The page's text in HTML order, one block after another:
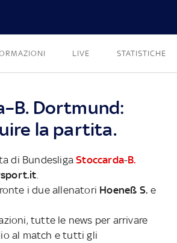
LIVE STATISTICHE
Dortmund:
la partita.
di BundesligaStoccarda-B.
i due allenatori Hoeneß S. e
tutte le news per arrivare
al match e tutti gli